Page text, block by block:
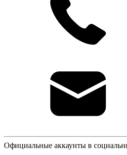
Официальные аккаунты в